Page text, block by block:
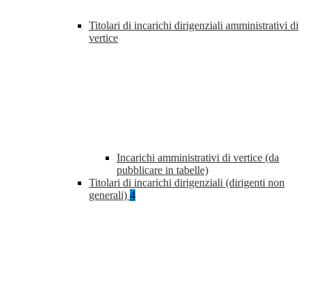
Titolari di incarichi dirigenziali amministrativi di
vertice
Incarichi amministrativi di vertice (da
pubblicare in tabelle)
Titolari di incarichi dirigenziali (dirigenti non
generali) 4